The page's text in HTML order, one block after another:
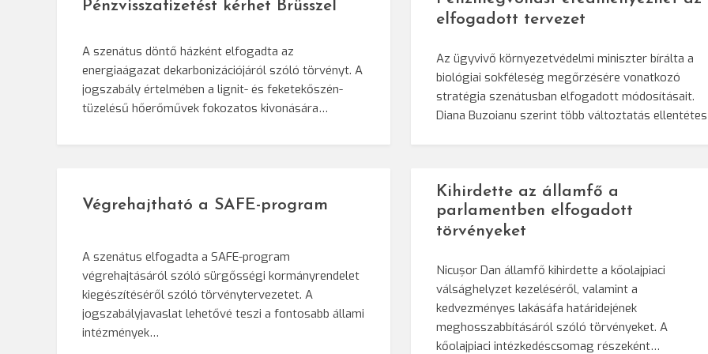
Pénzvisszafizetést kérhet Brüsszel
A szenátus döntő házként elfogadta az
energiaágazat dekarbonizációjáról szóló törvényt. A
jogszabály értelmében a lignit- és feketekőszén-
tüzelésű hőerőművek fokozatos kivonására…
elfogadott tervezet
Az ügyvivő környezetvédelmi miniszter bírálta a
biológiai sokféleség megőrzésére vonatkozó
stratégia szenátusban elfogadott módosításait.
Diana Buzoianu szerint több változtatás
Végrehajtható a SAFE-program
A szenátus elfogadta a SAFE-program
végrehajtásáról szóló sürgősségi kormányrendelet
kiegészítéséről szóló törvénytervezetet. A
jogszabályjavaslat lehetővé teszi a fontosabb állami
intézmények…
Kihirdette az államfő a
parlamentben elfogadott
törvényeket
Nicușor Dan államfő kihirdette a kőolajpiaci
válsághelyzet kezeléséről, valamint a
kedvezményes lakásáfa határidejének
meghosszabbításáról szóló törvényeket. A
kőolajpiaci intézkedéscsomag részeként…